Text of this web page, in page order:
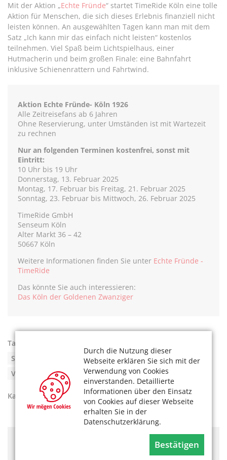
Durch die Nutzung dieser
Webseite erklären Sie sich mit der
Verwendung von Cookies
einverstanden. Detaillierte
Informationen über den Einsatz
von Cookies auf dieser Webseite
erhalten Sie in der
Datenschutzerklärung.
Bestätigen
Mit der Aktion „Echte Fründe“ startet TimeRide Köln eine tolle
Aktion für Menschen, die sich dieses Erlebnis finanziell nicht
leisten können. An ausgewählten Tagen kann man mit dem
Satz „Ich kann mir das einfach nicht leisten“ kostenlos
teilnehmen. Viel Spaß beim Lichtspielhaus, einer
Hutmacherin und beim großen Finale: eine Bahnfahrt
inklusive Schienenrattern und Fahrtwind.
Aktion Echte Fründe- Köln 1926
Alle Zeitreisefans ab 6 Jahren
Ohne Reservierung, unter Umständen ist mit Wartezeit
zu rechnen
Nur an folgenden Terminen kostenfrei, sonst mit
Eintritt:
10 Uhr bis 19 Uhr
Donnerstag, 13. Februar 2025
Montag, 17. Februar bis Freitag, 21. Februar 2025
Sonntag, 23. Februar bis Mittwoch, 26. Februar 2025
TimeRide GmbH
Senseum Köln
Alter Markt 36 – 42
50667 Köln
Weitere Informationen finden Sie unter Echte Fründe -
TimeRide
Das könnte Sie auch interessieren:
Das Köln der Goldenen Zwanziger
Tags:
Senseum Alter Markt , TimeRide , Virtual Reality ,
Virtuelle Zeitreisen
, Zeitreise
Kategorien: Kultur , Unser Köln
Hier könnte Werbung stehen, mit der wir uns
Cookie-Meldung.